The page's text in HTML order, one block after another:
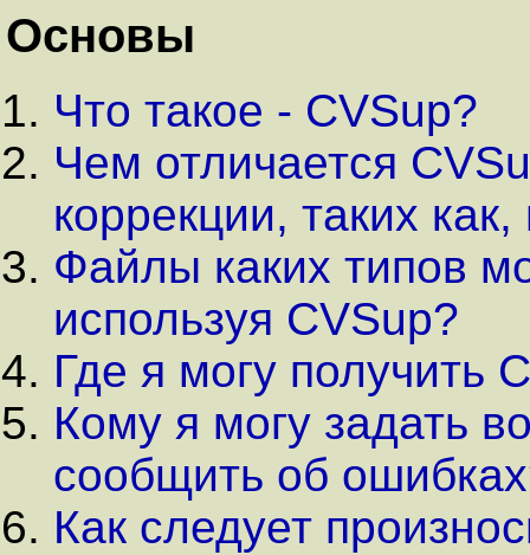
Основы
Что такое - CVSup?
Чем отличается
коррекции, таких
Файлы каких типов
используя CVSup?
Где я могу получить
Кому я могу задать
сообщить об
Как следует